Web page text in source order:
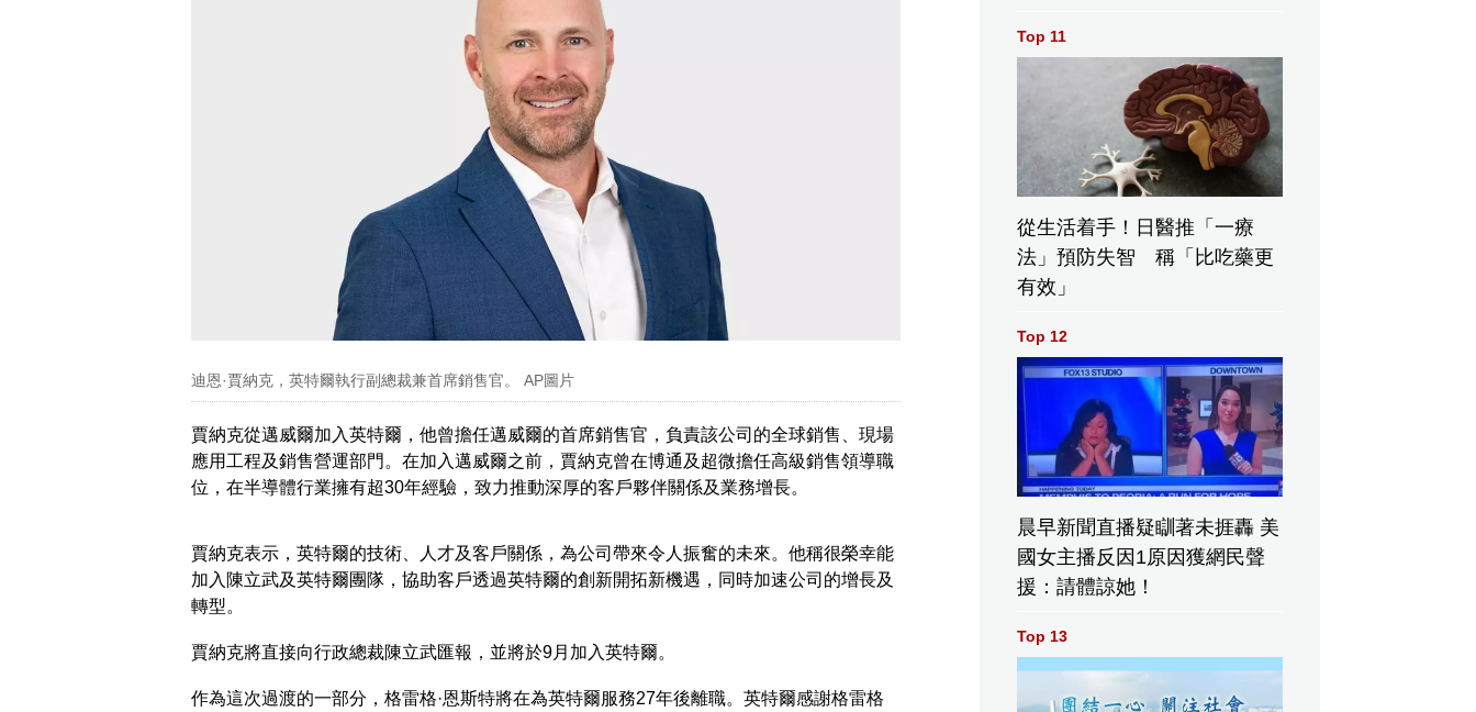
迪恩·賈納克，英特爾執行副總裁兼首席銷售官。 AP圖片
賈納克從邁威爾加入英特爾，他曾擔任邁威爾的首席銷售官，負責該公司的全球銷售、現場
應用工程及銷售營運部門。在加入邁威爾之前，賈納克曾在博通及超微擔任高級銷售領導職
位，在半導體行業擁有超30年經驗，致力推動深厚的客戶夥伴關係及業務增長。
賈納克表示，英特爾的技術、人才及客戶關係，為公司帶來令人振奮的未來。他稱很榮幸能
加入陳立武及英特爾團隊，協助客戶透過英特爾的創新開拓新機遇，同時加速公司的增長及
轉型。
賈納克將直接向行政總裁陳立武匯報，並將於9月加入英特爾。
作為這次過渡的一部分，格雷格·恩斯特將在為英特爾服務27年後離職。英特爾感謝格雷格
Top 11
從生活着手！日醫推「一療
法」預防失智 稱「比吃藥更
有效」
Top 12
晨早新聞直播疑瞓著未捱轟 美
國女主播反因1原因獲網民聲
援：請體諒她！
Top 13